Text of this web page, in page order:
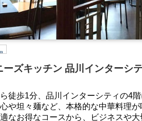
ーズキッチン 品川インターシ
徒歩1分、品川インターシティの4
や坦々麺など、本格的な中華料理
なお得なコースから、ビジネスや